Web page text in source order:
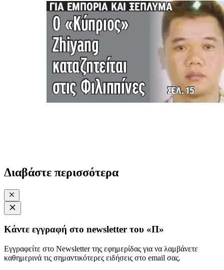
Διαβάστε περισσότερα
Κάντε εγγραφή στο newsletter του «Π»
Εγγραφείτε στο Newsletter της εφημερίδας για να λαμβάνετε
καθημερινά τις σημαντικότερες ειδήσεις στο email σας.